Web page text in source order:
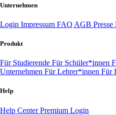
Unternehmen
Login Impressum FAQ AGB Presse
Produkt
Für Studierende Für Schüler*innen
Unternehmen Für Lehrer*innen Für
Help
Help CenterPremium Login